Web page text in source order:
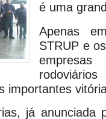
é uma
Apenas
STRUP e
importantes
já anunciada